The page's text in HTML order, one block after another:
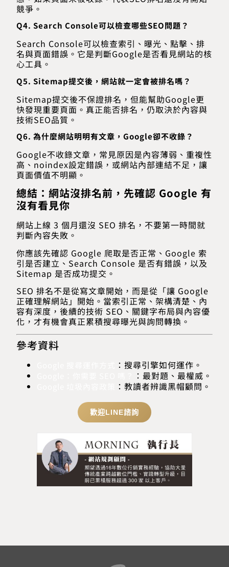
競爭。
Q4. Search Console可以檢查哪些SEO問題？
Search Console可以檢查索引、曝光、點擊、排
名與頁面錯誤。它是判斷Google是否看見網站的核
心工具。
Q5. Sitemap提交後，網站就一定會被排名嗎？
Sitemap提交後不保證排名，但能幫助Google更
快發現重要頁面。真正能否排名，仍取決於內容與
技術SEO品質。
Q6. 為什麼網站明明有文章，Google卻不收錄？
Google不收錄文章，常見原因是內容薄弱、重複性
高、noindex設定錯誤，或網站內部連結不足，讓
頁面價值不明顯。
總結：網站沒排名前，先確認 Google 有
沒有看見你
網站上線 3 個月還沒 SEO 排名，不要第一時間就
判斷內容失敗。
你應該先確認 Google 爬取是否正常、Google 索
引是否建立、Search Console 是否有錯誤，以及
Sitemap 是否成功提交。
SEO 排名不是從寫文章開始，而是從「讓 Google
正確理解網站」開始。當索引正常、架構清楚、內
容有深度，後續的技術 SEO、關鍵字布局與內容優
化，才有機會真正累積搜尋曝光與詢問轉換。
參考資料
：搜尋引擎如何運作。
：最對題、最權威。
：教讀者辨識黑帽顧問。
歡迎LINE諮詢